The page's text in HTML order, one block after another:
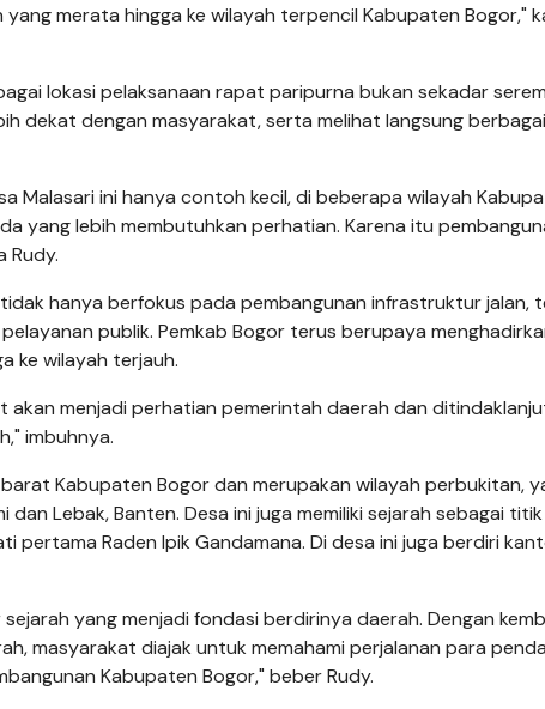
merata hingga ke wilayah terpencil Kabupaten Bogor,"
lokasi pelaksanaan rapat paripurna bukan sekadar
dekat dengan masyarakat, serta melihat langsung berbagai
Malasari ini hanya contoh kecil, di beberapa wilayah
yang lebih membutuhkan perhatian. Karena itu
Rudy.
hanya berfokus pada pembangunan infrastruktur jalan,
publik. Pemkab Bogor terus berupaya
ke wilayah terjauh.
akan menjadi perhatian pemerintah daerah dan
imbuhnya.
Kabupaten Bogor dan merupakan wilayah perbukitan,
Lebak, Banten. Desa ini juga memiliki sejarah sebagai
pertama Raden Ipik Gandamana. Di desa ini juga berdiri
yang menjadi fondasi berdirinya daerah. Dengan
masyarakat diajak untuk memahami perjalanan para
Kabupaten Bogor," beber Rudy.